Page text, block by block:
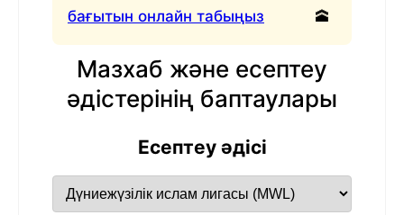
бағытын онлайн табыңыз
🕋
Мазхаб және есептеу
әдістерінің баптаулары
Есептеу әдісі